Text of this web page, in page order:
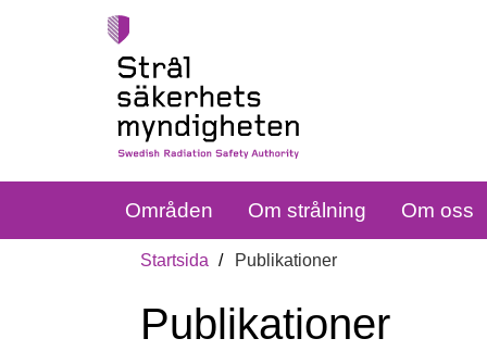
Områden Om strålning Om oss
Startsida Publikationer
Publikationer